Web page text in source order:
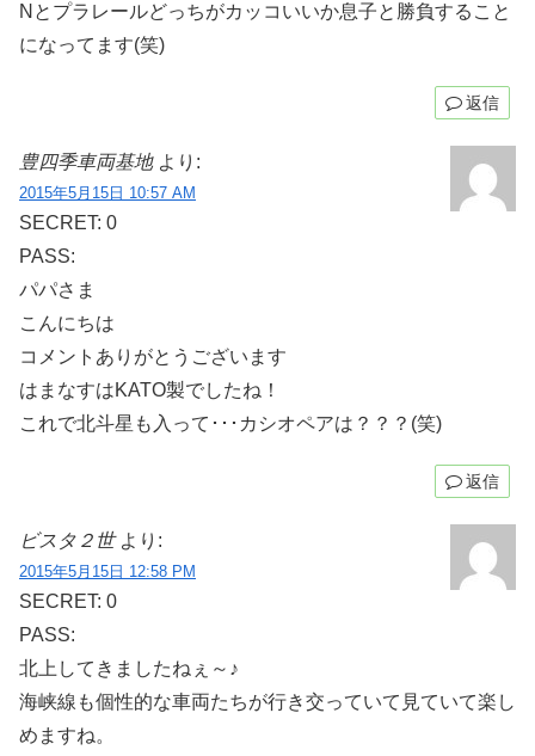
Nとプラレールどっちがカッコいいか息子と勝負すること
になってます(笑)
返信
豊四季車両基地 より:
2015年5月15日 10:57 AM
SECRET: 0
PASS:
パパさま
こんにちは
コメントありがとうございます
はまなすはKATO製でしたね！
これで北斗星も入って･･･カシオペアは？？？(笑)
返信
ビスタ２世 より:
2015年5月15日 12:58 PM
SECRET: 0
PASS:
北上してきましたねぇ～♪
海峡線も個性的な車両たちが行き交っていて見ていて楽し
めますね。